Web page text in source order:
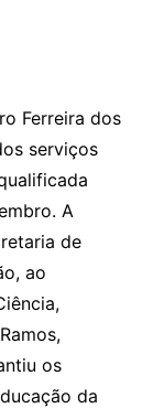
Ferreira dos
serviços
A
de
ao
os
da